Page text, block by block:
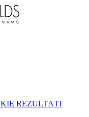
REZULTĀTI